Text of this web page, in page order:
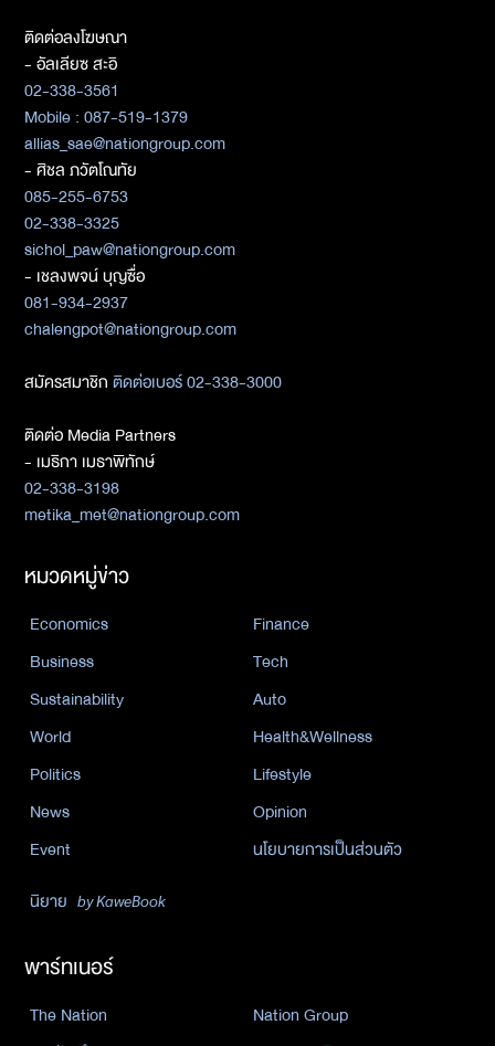
ติดต่อลงโฆษณา
- อัลเลียซ สะอิ
02-338-3561
Mobile : 087-519-1379
allias_sae@nationgroup.com
- ศิชล ภวัตโณทัย
085-255-6753
02-338-3325
sichol_paw@nationgroup.com
- เชลงพจน์ บุญซื่อ
081-934-2937
chalengpot@nationgroup.com
สมัครสมาชิกติดต่อเบอร์ 02-338-3000
ติดต่อ Media Partners
- เมธิกา เมธาพิทักษ์
02-338-3198
metika_met@nationgroup.com
หมวดหมู่ข่าว
Economics
Finance
Business
Tech
Sustainability
Auto
World
Health&Wellness
Politics
Lifestyle
News
Opinion
Event
นโยบายการเป็นส่วนตัว
นิยาย by KaweBook
พาร์ทเนอร์
The Nation
Nation Group